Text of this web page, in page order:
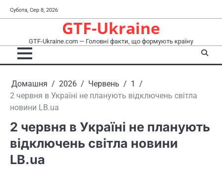
Перейти
до
Субота, Сер 8, 2026
GTF-Ukraine
GTF-Ukraine.com — Головні факти, що формують країну
Домашня 2026 Червень
1
2 червня в Україні не планують відключень світла
новини LB.ua
2 червня в Україні не планують
відключень світла новини
LB.ua